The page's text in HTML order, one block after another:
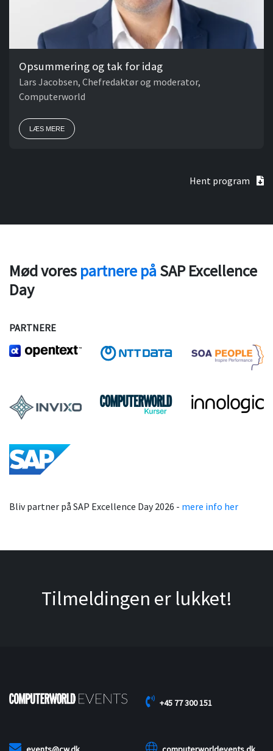
Opsummering og tak for idag
Lars Jacobsen, Chefredaktør og moderator,
Computerworld
LÆS MERE
Hent program
Mød vores partnere på SAP Excellence
Day
PARTNERE
Bliv partner på SAP Excellence Day 2026 - mere info her
Tilmeldingen er lukket!
+45 77 300 151